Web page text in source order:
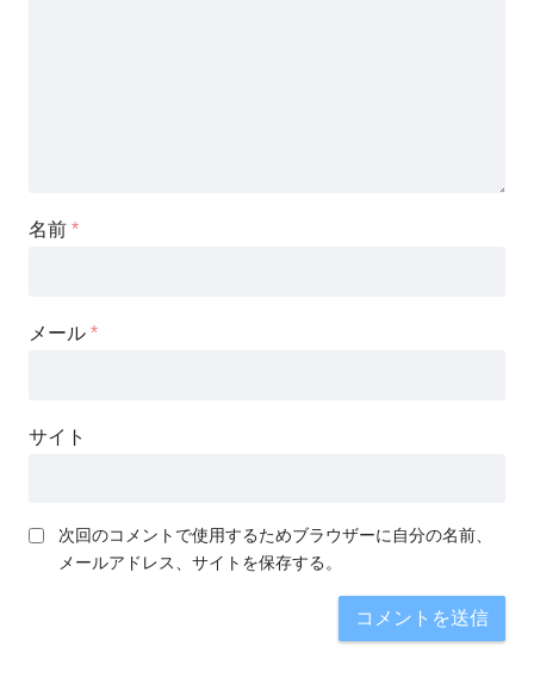
名前 *
メール *
サイト
次回のコメントで使用するためブラウザーに自分の名前、
メールアドレス、サイトを保存する。